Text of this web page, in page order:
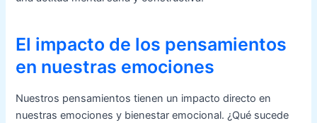
El impacto de los pensamientos
en nuestras emociones
Nuestros pensamientos tienen un impacto directo en
nuestras emociones y bienestar emocional. ¿Qué sucede